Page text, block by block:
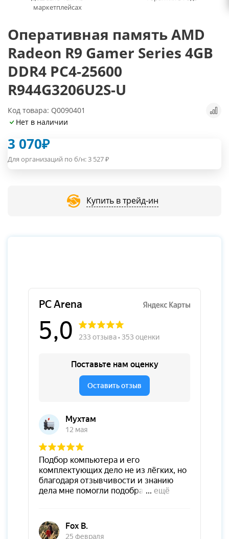
маркетплейсах
Оперативная память AMD
Radeon R9 Gamer Series 4GB
DDR4 PC4-25600
R944G3206U2S-U
Код товара: Q0090401
Нет в наличии
3 070₽
Для организаций по б/н:3 527₽
Купить в трейд-ин